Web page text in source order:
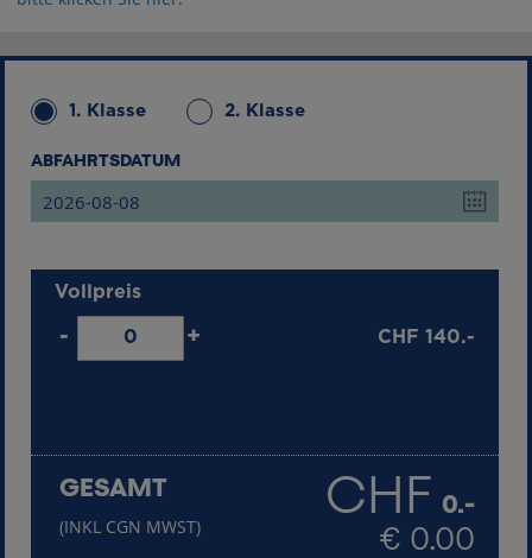
1. Klasse 2. Klasse
ABFAHRTSDATUM
Vollpreis
- + CHF 140.-
GESAMT
(INKL CGN MWST)
CHF 0.-
€ 0.00